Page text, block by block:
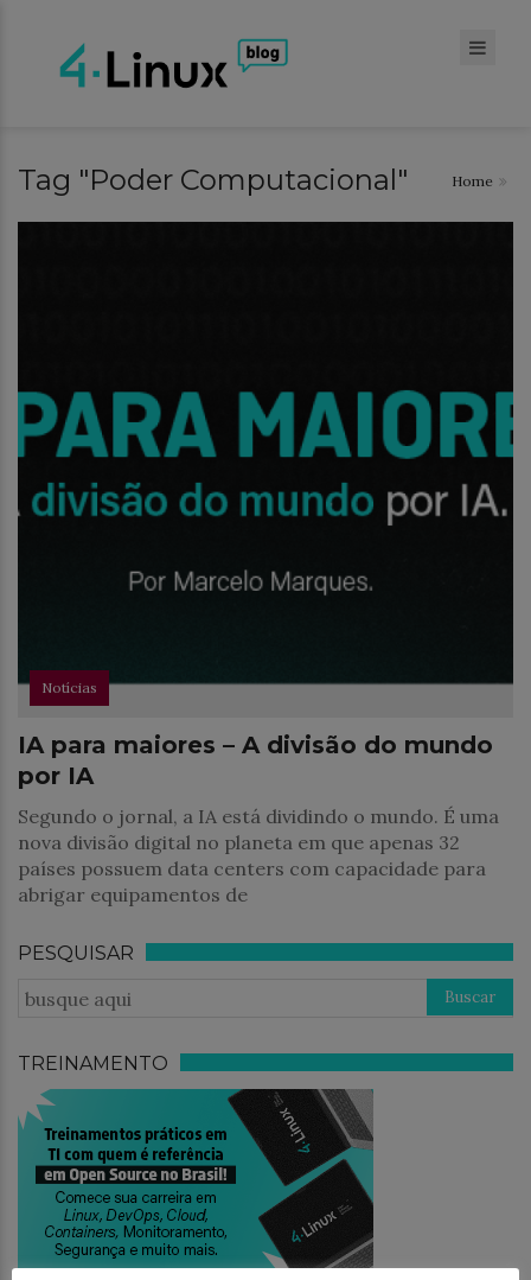
Tag "Poder Computacional" Home
Notícias
IA para maiores – A divisão do mundo
por IA
Segundo o jornal, a IA está dividindo o mundo. É uma
nova divisão digital no planeta em que apenas 32
países possuem data centers com capacidade para
abrigar equipamentos de
PESQUISAR
TREINAMENTO